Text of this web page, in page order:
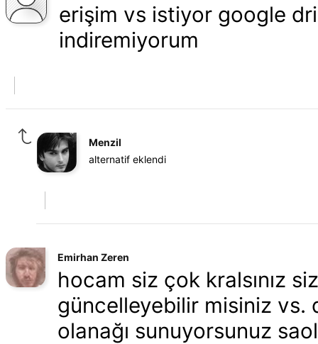
erişim vs istiyor google
indiremiyorum
Menzil
alternatif eklendi
Emirhan Zeren
hocam siz çok kralsınız
güncelleyebilir misiniz vs.
olanağı sunuyorsunuz